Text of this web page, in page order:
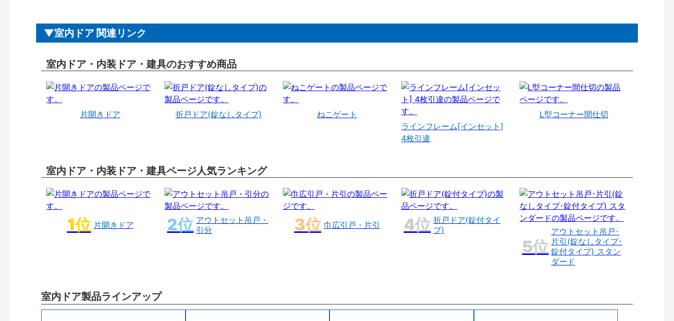
室内ドア 関連リンク
室内ドア・内装ドア・建具のおすすめ商品
片開きドア 折戸ドア(錠なしタイプ)
ねこゲート
ラインフレーム[インセット]
4枚引違
L型コーナー間仕切
室内ドア・内装ドア・建具ページ人気ランキング
片開きドア
アウトセット吊戸・
引分
巾広引戸・片引
折戸ドア(錠付タイ
プ)
アウトセット吊戸･
片引(錠なしタイプ･
錠付タイプ) スタン
ダード
室内ドア製品ラインアップ